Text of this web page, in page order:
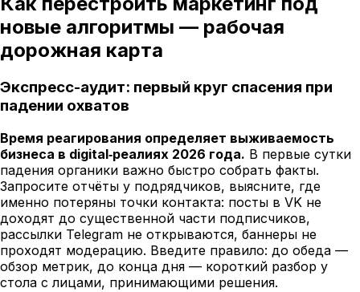
новые алгоритмы — рабочая
дорожная карта
Экспресс-аудит: первый круг спасения при
падении охватов
Время реагирования определяет выживаемость
бизнеса в digital‑реалиях 2026 года. В первые сутки
падения органики важно быстро собрать факты.
Запросите отчёты у подрядчиков, выясните, где
именно потеряны точки контакта: посты в VK не
доходят до существенной части подписчиков,
рассылки Telegram не открываются, баннеры не
проходят модерацию. Введите правило: до обеда —
обзор метрик, до конца дня — короткий разбор у
стола с лицами, принимающими решения.